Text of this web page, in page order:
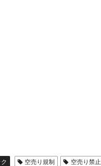
空売り規制
空売り禁止